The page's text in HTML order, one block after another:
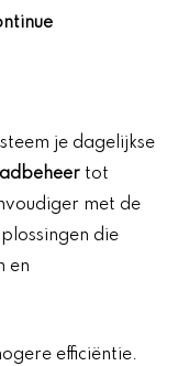
je dagelijkse
tot
met de
die
en
efficiëntie.